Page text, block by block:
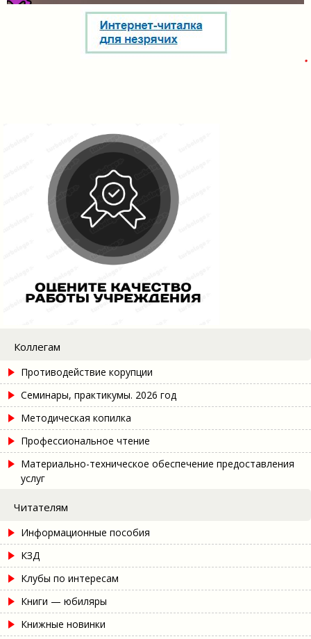
Коллегам
Противодействие корупции
Семинары, практикумы. 2026 год
Методическая копилка
Профессиональное чтение
Материально-техническое обеспечение предоставления
услуг
Читателям
Информационные пособия
КЗД
Клубы по интересам
Книги — юбиляры
Книжные новинки